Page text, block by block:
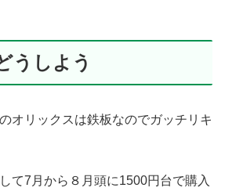
うしよう
オリックスは鉄板なのでガッチリキ
て7月から８月頭に1500円台で購入